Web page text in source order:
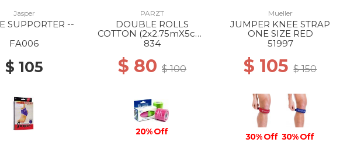
Jasper
SUPPORTER --
FA006
$ 105
PARZT
DOUBLE ROLLS
COTTON (2x2.75mX5cm)
PINK APPLEGREEN
834
$ 80$ 100
20% Off
Mueller
JUMPER KNEE STRAP
ONE SIZE RED
51997
$ 105$ 150
30% Off 30% Off